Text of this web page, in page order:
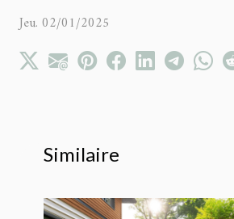
Jeu. 02/01/2025
Similaire